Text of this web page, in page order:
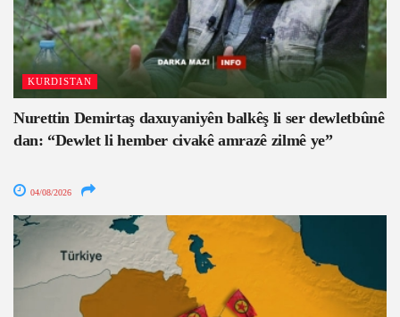
KURDISTAN
Nurettin Demirtaş daxuyaniyên balkêş li ser dewletbûnê
dan: “Dewlet li hember civakê amrazê zilmê ye”
04/08/2026